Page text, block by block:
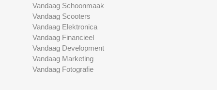
Vandaag Schoonmaak
Vandaag Scooters
Vandaag Elektronica
Vandaag Financieel
Vandaag Development
Vandaag Marketing
Vandaag Fotografie